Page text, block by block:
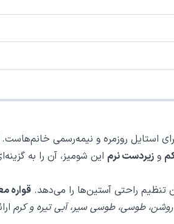
استایل روزمره و نیمه‌رسمی خانم‌هاست.
و زیر‌دست نرم این شومیز، آن را به
تنظیم راحتی آستین‌ها را می‌دهد. قواره
طوسی، طوسی سیر، آبی تیره و کرم